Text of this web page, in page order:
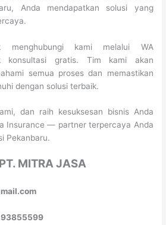
Anda mendapatkan solusi yang
menghubungi kami melalui WA
konsultasi gratis. Tim kami akan
semua proses dan memastikan
dengan solusi terbaik.
dan raih kesuksesan bisnis Anda
Insurance — partner terpercaya Anda
Pekanbaru.
MITRA JASA